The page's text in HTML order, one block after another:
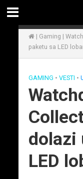
| Gaming |
paketu sa LED
GAMING • VESTI •
dolazi
LED